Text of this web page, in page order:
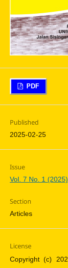
PDF
Published
2025-02-25
Issue
Vol. 7 No. 1
Section
Articles
License
Copyright (c)